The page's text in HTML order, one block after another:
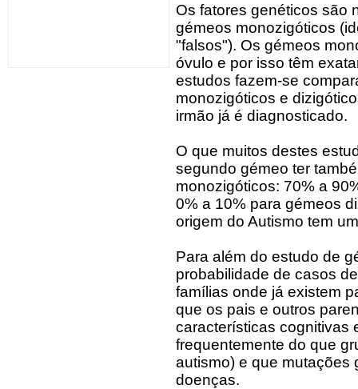
Os fatores genéticos são
gémeos monozigóticos
"falsos"). Os gémeos
óvulo e por isso têm
estudos fazem-se
monozigóticos e
irmão já é diagnosticado.
O que muitos destes
segundo gémeo ter
monozigóticos: 70% a
0% a 10% para gémeos
origem do Autismo tem
Para além do estudo de
probabilidade de casos
famílias onde já existem
que os pais e outros
características cognitivas
frequentemente do que
autismo) e que mutações
doenças.